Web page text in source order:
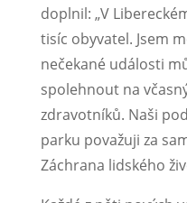
doplnil: „V
tisíc obyvatel. Jsem
nečekané události
spolehnout na
zdravotníků. Naši
parku považuji za
Záchrana lidského